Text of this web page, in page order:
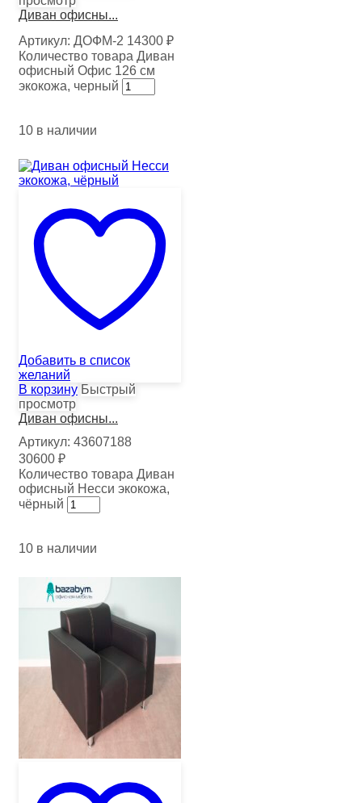
Диван офисны...
Артикул: ДОФМ-2 14300 ₽
Количество товара Диван
офисный Офис 126 см
экокожа, черный
10 в наличии
Добавить в список
желаний
В корзину Быстрый
просмотр
Диван офисны...
Артикул: 43607188
30600 ₽
Количество товара Диван
офисный Несси экокожа,
чёрный
10 в наличии